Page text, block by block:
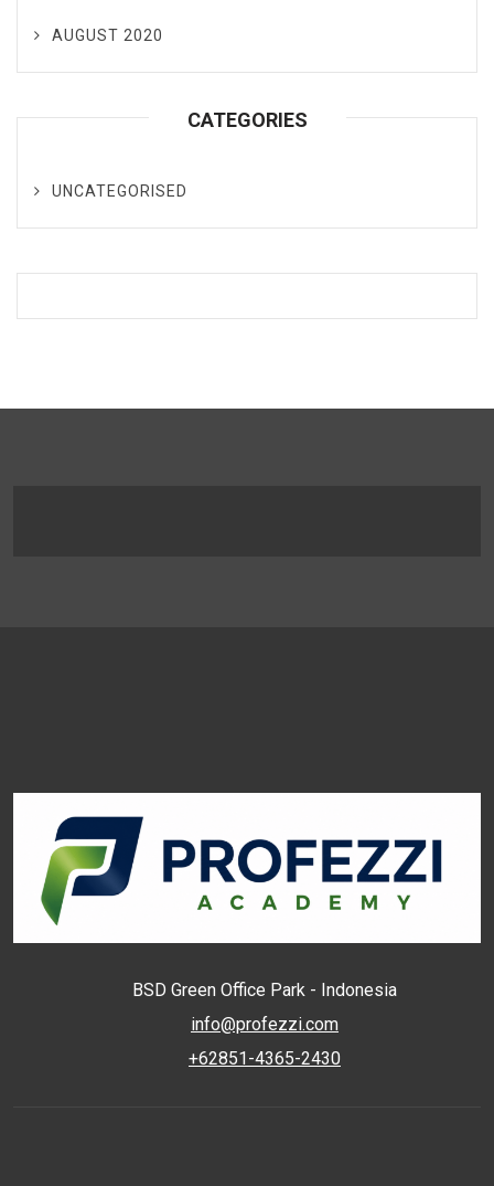
AUGUST 2020
CATEGORIES
UNCATEGORISED
BSD Green Office Park - Indonesia
info@profezzi.com
+62851-4365-2430